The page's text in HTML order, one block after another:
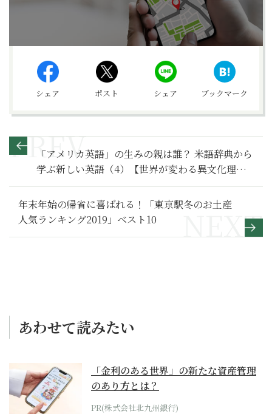
シェア ポスト シェア ブックマーク
「アメリカ英語」の生みの親は誰？ 米語辞典から
学ぶ新しい英語（4）【世界が変わる異文化理解
レッスン 基礎編33】
年末年始の帰省に喜ばれる！「東京駅冬のお土産
人気ランキング2019」ベスト10
あわせて読みたい
「金利のある世界」の新たな資産管理
のあり方とは？
PR(株式会社北九州銀行)